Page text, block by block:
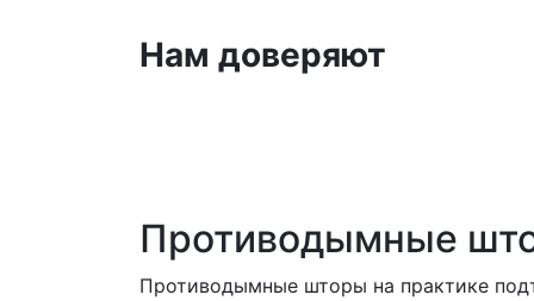
Нам доверяют
Противодымные
Противодымные шторы на практике